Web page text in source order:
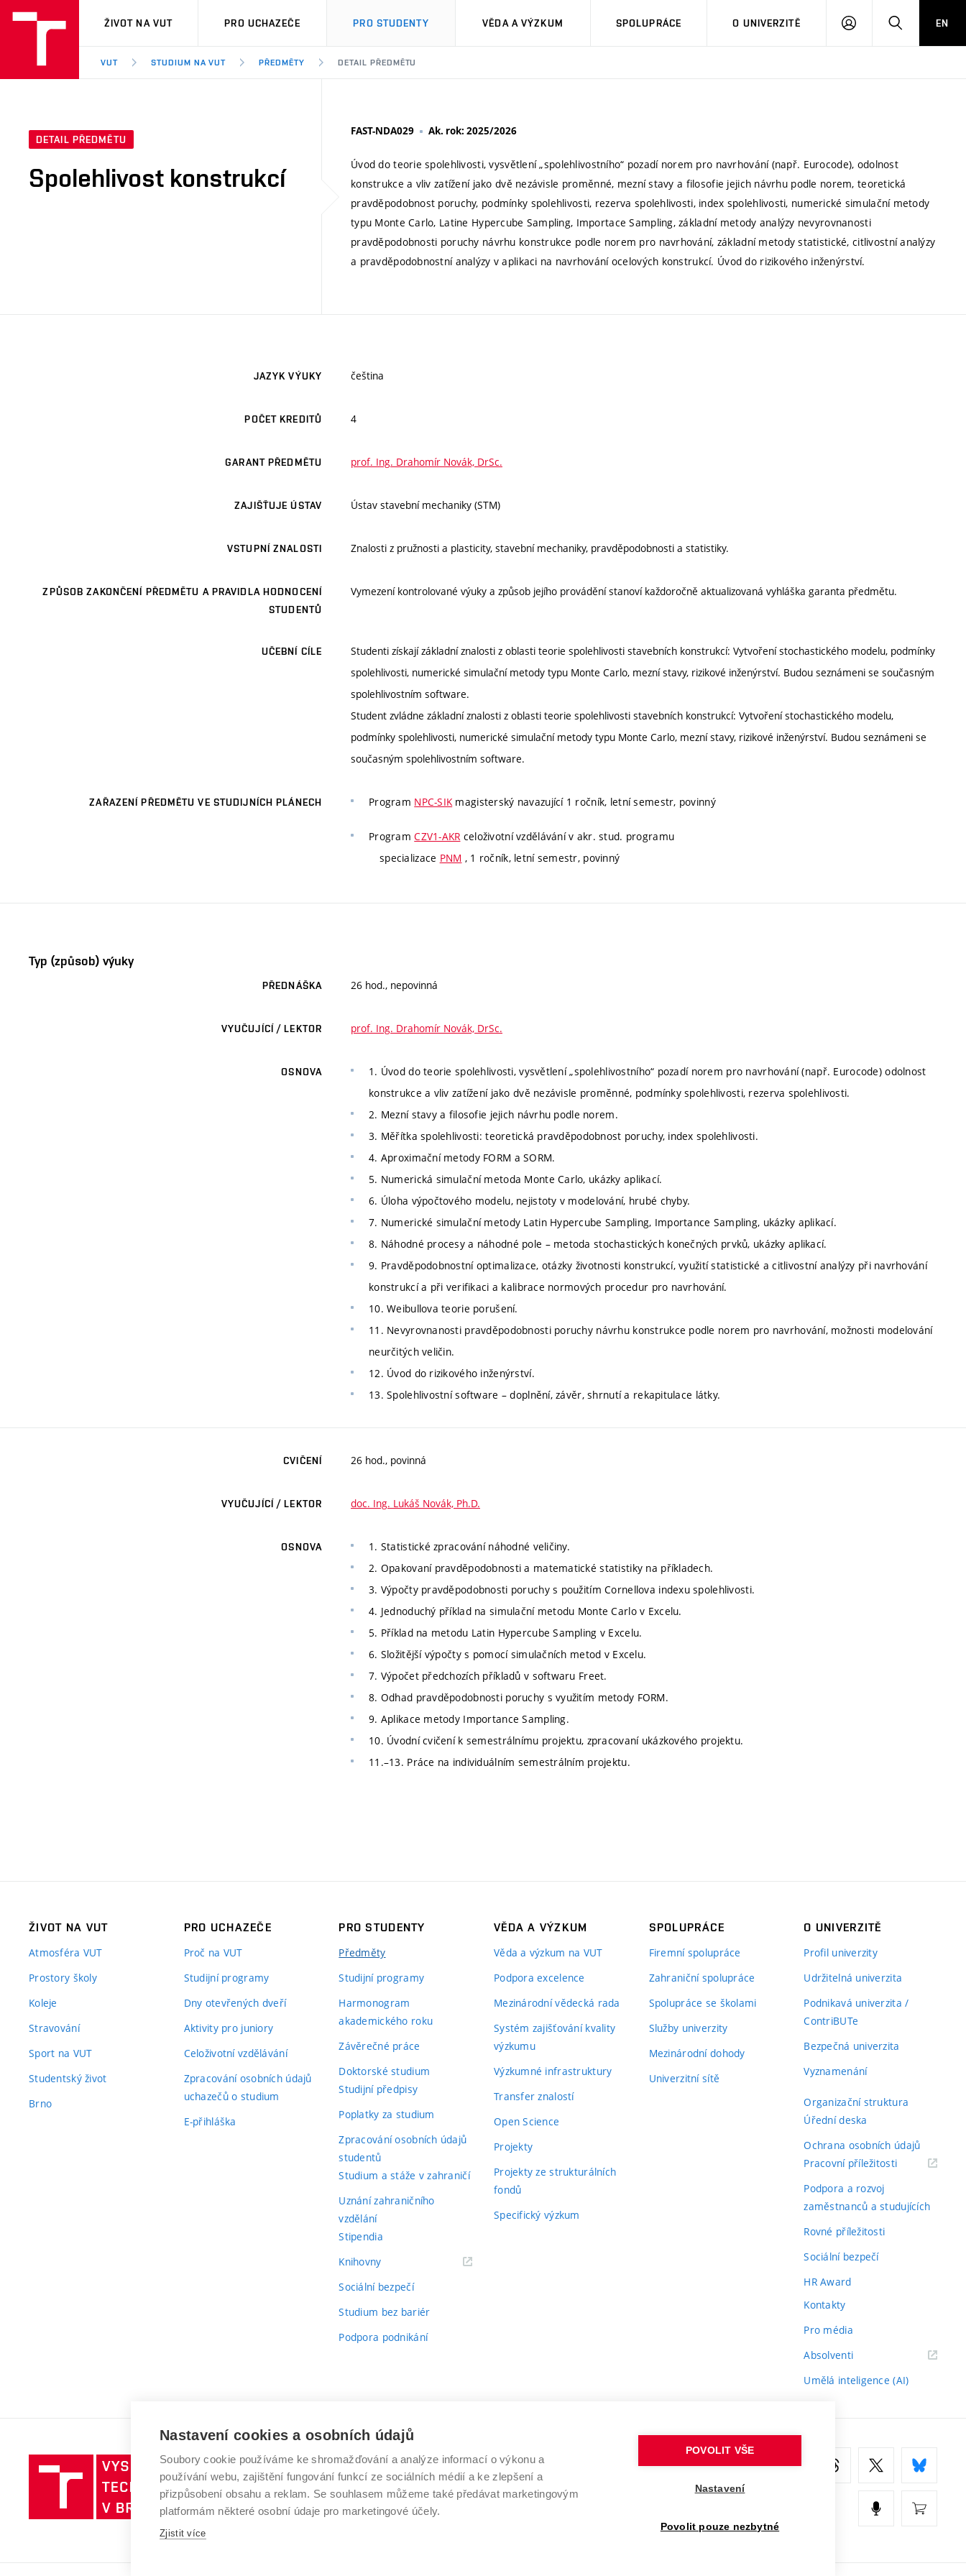
VUT
ŽIVOT NA VUT PRO UCHAZEČE PRO STUDENTY VĚDA A VÝZKUM SPOLUPRÁCE O UNIVERZITĚ
PŘIHLÁSIT HLEDATEN
VUT STUDIUM NA VUT PŘEDMĚTY DETAIL PŘEDMĚTU
DETAIL PŘEDMĚTU
Spolehlivost konstrukcí
FAST-NDA029 Ak. rok: 2025/2026
Úvod do teorie spolehlivosti, vysvětlení „spolehlivostního“ pozadí norem pro navrhování (např. Eurocode), odolnost
konstrukce a vliv zatížení jako dvě nezávisle proměnné, mezní stavy a filosofie jejich návrhu podle norem, teoretická
pravděpodobnost poruchy, podmínky spolehlivosti, rezerva spolehlivosti, index spolehlivosti, numerické simulační metody
typu Monte Carlo, Latine Hypercube Sampling, Importace Sampling, základní metody analýzy nevyrovnanosti
pravděpodobnosti poruchy návrhu konstrukce podle norem pro navrhování, základní metody statistické, citlivostní analýzy
a pravděpodobnostní analýzy v aplikaci na navrhování ocelových konstrukcí. Úvod do rizikového inženýrství.
JAZYK VÝUKY čeština
POČET KREDITŮ 4
GARANT PŘEDMĚTU prof. Ing. Drahomír Novák, DrSc.
ZAJIŠŤUJE ÚSTAV Ústav stavební mechaniky (STM)
VSTUPNÍ ZNALOSTI Znalosti z pružnosti a plasticity, stavební mechaniky, pravděpodobnosti a statistiky.
ZPŮSOB ZAKONČENÍ PŘEDMĚTU A PRAVIDLA HODNOCENÍ
STUDENTŮ
Vymezení kontrolované výuky a způsob jejího provádění stanoví každoročně aktualizovaná vyhláška garanta předmětu.
UČEBNÍ CÍLE
Studenti získají základní znalosti z oblasti teorie spolehlivosti stavebních konstrukcí: Vytvoření stochastického modelu, podmínky
spolehlivosti, numerické simulační metody typu Monte Carlo, mezní stavy, rizikové inženýrství. Budou seznámeni se současným
spolehlivostním software.
Student zvládne základní znalosti z oblasti teorie spolehlivosti stavebních konstrukcí: Vytvoření stochastického modelu,
podmínky spolehlivosti, numerické simulační metody typu Monte Carlo, mezní stavy, rizikové inženýrství. Budou seznámeni se
současným spolehlivostním software.
ZAŘAZENÍ PŘEDMĚTU VE STUDIJNÍCH PLÁNECH Program NPC-SIKmagisterský navazující 1 ročník, letní semestr, povinný
ProgramCZV1-AKR celoživotní vzdělávání v akr. stud. programu
specializace PNM , 1 ročník, letní semestr, povinný
Typ (způsob) výuky
PŘEDNÁŠKA 26 hod., nepovinná
VYUČUJÍCÍ / LEKTOR prof. Ing. Drahomír Novák, DrSc.
OSNOVA
1. Úvod do teorie spolehlivosti, vysvětlení „spolehlivostního“ pozadí norem pro navrhování (např. Eurocode) odolnost
konstrukce a vliv zatížení jako dvě nezávisle proměnné, podmínky spolehlivosti, rezerva spolehlivosti.
2. Mezní stavy a filosofie jejich návrhu podle norem.
3. Měřítka spolehlivosti: teoretická pravděpodobnost poruchy, index spolehlivosti.
4. Aproximační metody FORM a SORM.
5. Numerická simulační metoda Monte Carlo, ukázky aplikací.
6. Úloha výpočtového modelu, nejistoty v modelování, hrubé chyby.
7. Numerické simulační metody Latin Hypercube Sampling, Importance Sampling, ukázky aplikací.
8. Náhodné procesy a náhodné pole – metoda stochastických konečných prvků, ukázky aplikací.
9. Pravděpodobnostní optimalizace, otázky životnosti konstrukcí, využití statistické a citlivostní analýzy při navrhování
konstrukcí a při verifikaci a kalibrace normových procedur pro navrhování.
10. Weibullova teorie porušení.
11. Nevyrovnanosti pravděpodobnosti poruchy návrhu konstrukce podle norem pro navrhování, možnosti modelování
neurčitých veličin.
12. Úvod do rizikového inženýrství.
13. Spolehlivostní software – doplnění, závěr, shrnutí a rekapitulace látky.
CVIČENÍ 26 hod., povinná
VYUČUJÍCÍ / LEKTOR doc. Ing. Lukáš Novák, Ph.D.
OSNOVA
1. Statistické zpracování náhodné veličiny.
2. Opakovaní pravděpodobnosti a matematické statistiky na příkladech.
3. Výpočty pravděpodobnosti poruchy s použitím Cornellova indexu spolehlivosti.
4. Jednoduchý příklad na simulační metodu Monte Carlo v Excelu.
5. Příklad na metodu Latin Hypercube Sampling v Excelu.
6. Složitější výpočty s pomocí simulačních metod v Excelu.
7. Výpočet předchozích příkladů v softwaru Freet.
8. Odhad pravděpodobnosti poruchy s využitím metody FORM.
9. Aplikace metody Importance Sampling.
10. Úvodní cvičení k semestrálnímu projektu, zpracovaní ukázkového projektu.
11.–13. Práce na individuálním semestrálním projektu.
ŽIVOT NA VUT
Atmosféra VUT
Prostory školy
Koleje
Stravování
Sport na VUT
Studentský život
Brno
PRO UCHAZEČE
Proč na VUT
Studijní programy
Dny otevřených dveří
Aktivity pro juniory
Celoživotní vzdělávání
Zpracování osobních údajů
uchazečů o studium
E-přihláška
PRO STUDENTY
Předměty
Studijní programy
Harmonogram
akademického roku
Závěrečné práce
Doktorské studium
Studijní předpisy
Poplatky za studium
Zpracování osobních údajů
studentů
Studium a stáže v zahraničí
Uznání zahraničního
vzdělání
Stipendia
Knihovny(externí
Sociální bezpečí
Studium bez bariér
Podpora podnikání
VĚDA A VÝZKUM
Věda a výzkum na VUT
Podpora excelence
Mezinárodní vědecká rada
Systém zajišťování kvality
výzkumu
Výzkumné infrastruktury
Transfer znalostí
Open Science
Projekty
Projekty ze strukturálních
fondů
Specifický výzkum
SPOLUPRÁCE
Firemní spolupráce
Zahraniční spolupráce
Spolupráce se školami
Služby univerzity
Mezinárodní dohody
Univerzitní sítě
O UNIVERZITĚ
Profil univerzity
Udržitelná univerzita
Podnikavá univerzita /
ContriBUTe
Bezpečná univerzita
Vyznamenání
Organizační struktura
Úřední deska
Ochrana osobních údajů
Pracovní příležitosti(externí
Podpora a rozvoj
zaměstnanců a studujících
Rovné příležitosti
Sociální bezpečí
HR Award
Kontakty
Pro média
Absolventi(externí
Umělá inteligence (AI)
Vysoké
učení
technické
v
VYSOKÉ UČENÍ TECHNICKÉ V BRNĚ
Antonínská 548/1
602 00 Brno
www.vut.cz
Nastavení cookies a osobních údajů
Soubory cookie používáme ke shromažďování a analýze informací o výkonu a
používání webu, zajištění fungování funkcí ze sociálních médií a ke zlepšení a
přizpůsobení obsahu a reklam. Se souhlasem můžeme také předávat marketingovým
platformám některé osobní údaje pro marketingové účely.
Zjistit více
POVOLIT VŠE
Nastavení
Povolit pouze nezbytné